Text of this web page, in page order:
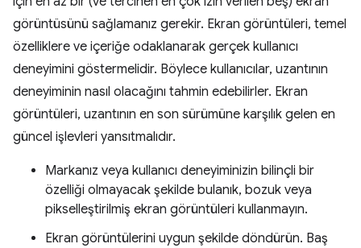
görüntüsünü sağlamanız gerekir. Ekran görüntüleri, temel
özelliklere ve içeriğe odaklanarak gerçek kullanıcı
deneyimini göstermelidir. Böylece kullanıcılar, uzantının
deneyiminin nasıl olacağını tahmin edebilirler. Ekran
görüntüleri, uzantının en son sürümüne karşılık gelen en
güncel işlevleri yansıtmalıdır.
Markanız veya kullanıcı deneyiminizin bilinçli bir
özelliği olmayacak şekilde bulanık, bozuk veya
pikselleştirilmiş ekran görüntüleri kullanmayın.
Ekran görüntülerini uygun şekilde döndürün. Baş